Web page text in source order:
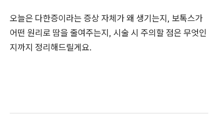
오늘은 다한증이라는 증상 자체가 왜 생기는지, 보톡스가
어떤 원리로 땀을 줄여주는지, 시술 시 주의할 점은 무엇인
지까지 정리해드릴게요.